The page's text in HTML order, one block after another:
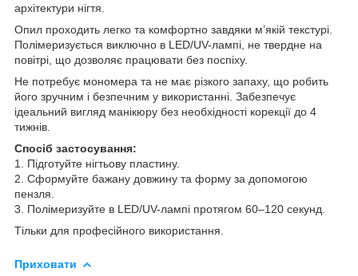
архітектури нігтя.
Опил проходить легко та комфортно завдяки м’якій текстурі.
Полімеризується виключно в LED/UV-лампі, не твердне на
повітрі, що дозволяє працювати без поспіху.
Не потребує мономера та не має різкого запаху, що робить
його зручним і безпечним у використанні. Забезпечує
ідеальний вигляд манікюру без необхідності корекції до 4
тижнів.
Спосіб застосування:
1. Підготуйте нігтьову пластину.
2. Сформуйте бажану довжину та форму за допомогою
пензля.
3. Полімеризуйте в LED/UV-лампі протягом 60–120 секунд.
Тільки для професійного використання.
Приховати